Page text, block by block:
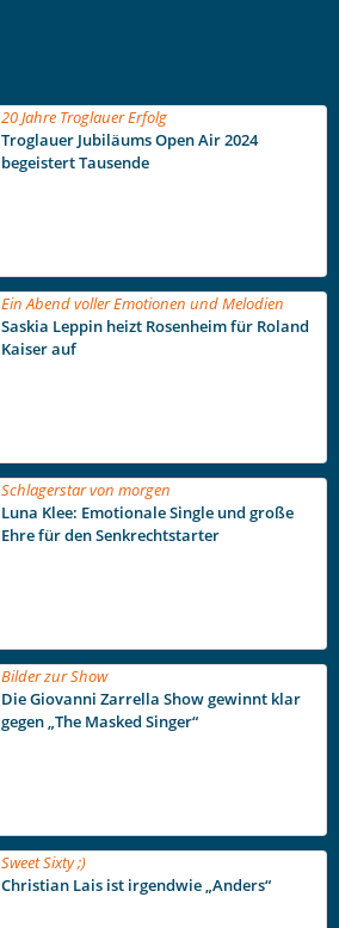
20 Jahre Troglauer Erfolg
Troglauer Jubiläums Open Air 2024
begeistert Tausende
Ein Abend voller Emotionen und Melodien
Saskia Leppin heizt Rosenheim für Roland
Kaiser auf
Schlagerstar von morgen
Luna Klee: Emotionale Single und große
Ehre für den Senkrechtstarter
Bilder zur Show
Die Giovanni Zarrella Show gewinnt klar
gegen „The Masked Singer“
Sweet Sixty ;)
Christian Lais ist irgendwie „Anders“